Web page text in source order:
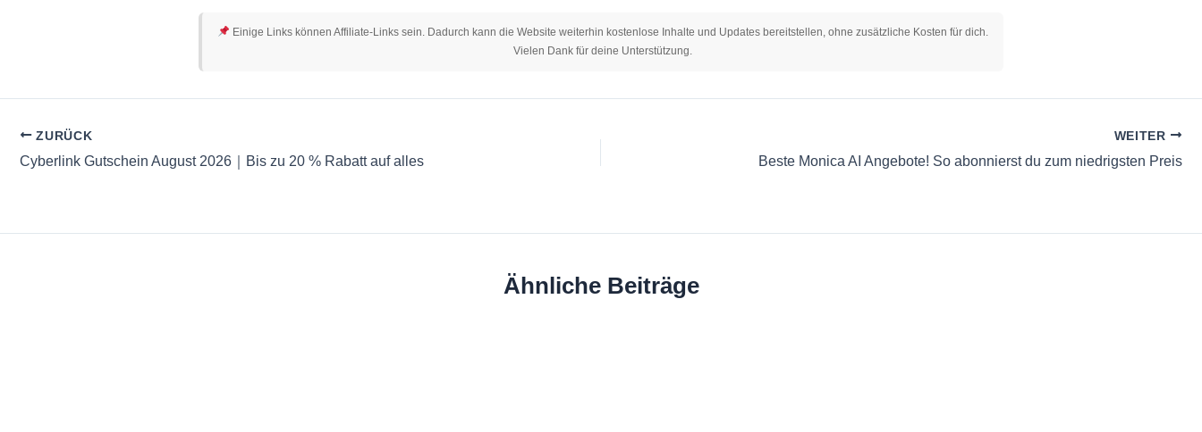
Einige Links können Affiliate-Links sein. Dadurch kann die Website weiterhin kostenlose Inhalte und Updates bereitstellen, ohne zusätzliche Kosten für dich.
Vielen Dank für deine Unterstützung.
ZURÜCK
Cyberlink Gutschein August 2026｜Bis zu 20 % Rabatt auf alles
WEITER
Beste Monica AI Angebote! So abonnierst du zum niedrigsten Preis
Ähnliche Beiträge